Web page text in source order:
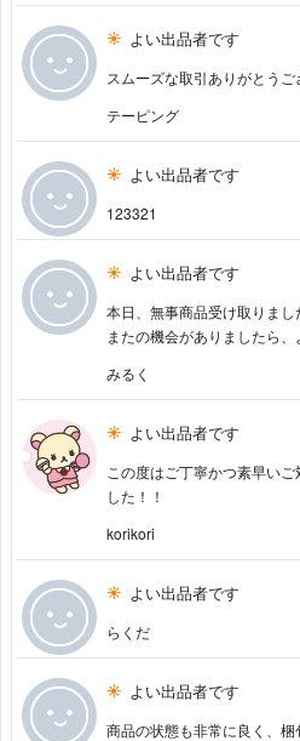
よい出品者です
スムーズな取引ありがとう
テーピング
よい出品者です
123321
よい出品者です
本日、無事商品受け取りまし
またの機会がありましたら
みるく
よい出品者です
この度はご丁寧かつ素早い
した！！
korikori
よい出品者です
らくだ
よい出品者です
商品の状態も非常に良く、